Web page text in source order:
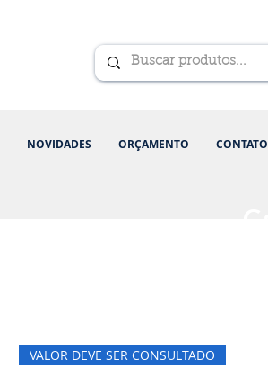
NOVIDADES ORÇAMENTO CONTATO
VALOR DEVE SER CONSULTADO